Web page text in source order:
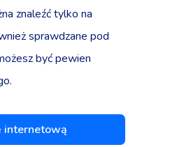
znaleźć tylko na
sprawdzane pod
być pewien
internetową